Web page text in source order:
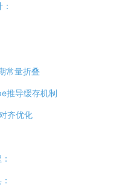
常量折叠
推导缓存机制
齐优化